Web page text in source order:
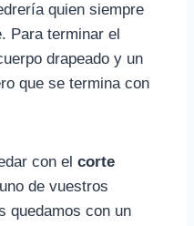
quien siempre
Para terminar el
drapeado y un
que se termina con
con el corte
de vuestros
quedamos con un